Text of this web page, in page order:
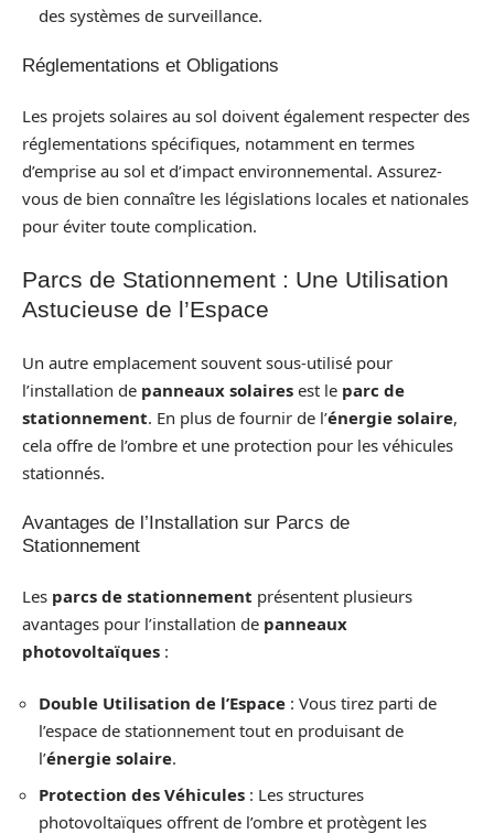
des systèmes de surveillance.
Réglementations et Obligations
Les projets solaires au sol doivent également respecter des
réglementations spécifiques, notamment en termes
d’emprise au sol et d’impact environnemental. Assurez-
vous de bien connaître les législations locales et nationales
pour éviter toute complication.
Parcs de Stationnement : Une Utilisation
Astucieuse de l’Espace
Un autre emplacement souvent sous-utilisé pour
l’installation de panneaux solaires est le parc de
stationnement. En plus de fournir de l’énergie solaire,
cela offre de l’ombre et une protection pour les véhicules
stationnés.
Avantages de l’Installation sur Parcs de
Stationnement
Les parcs de stationnement présentent plusieurs
avantages pour l’installation de panneaux
photovoltaïques :
Double Utilisation de l’Espace : Vous tirez parti de
l’espace de stationnement tout en produisant de
l’énergie solaire.
Protection des Véhicules : Les structures
photovoltaïques offrent de l’ombre et protègent les